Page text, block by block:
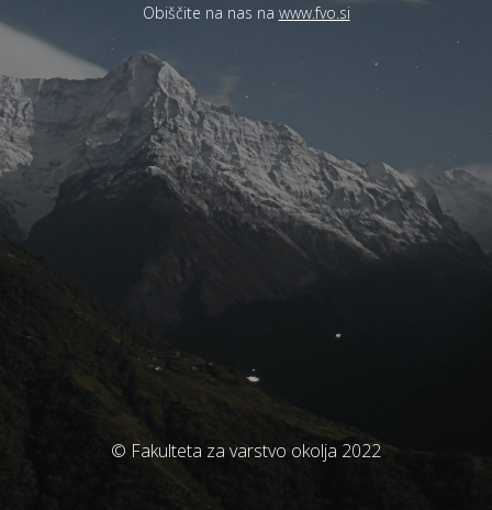
Obiščite na nas na www.fvo.si
© Fakulteta za varstvo okolja 2022